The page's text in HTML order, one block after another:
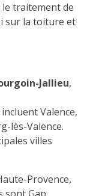
traitement de
sur la toiture et
Jallieu,
Valence,
lès-Valence.
villes
Provence,